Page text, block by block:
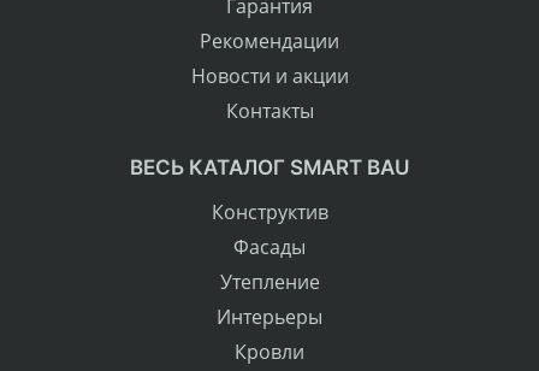
Гарантия
Рекомендации
Новости и акции
Контакты
ВЕСЬ КАТАЛОГ SMART BAU
Конструктив
Фасады
Утепление
Интерьеры
Кровли